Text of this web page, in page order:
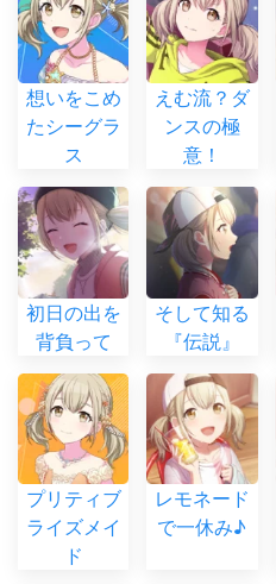
想いをこめ
たシーグラ
ス
えむ流？ダ
ンスの極
意！
初日の出を
背負って
そして知る
『伝説』
プリティブ
ライズメイ
ド
レモネード
で一休み♪